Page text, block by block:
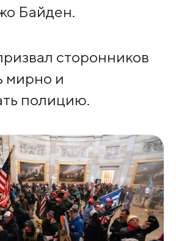
Байден.
сторонников
мирно и
полицию.